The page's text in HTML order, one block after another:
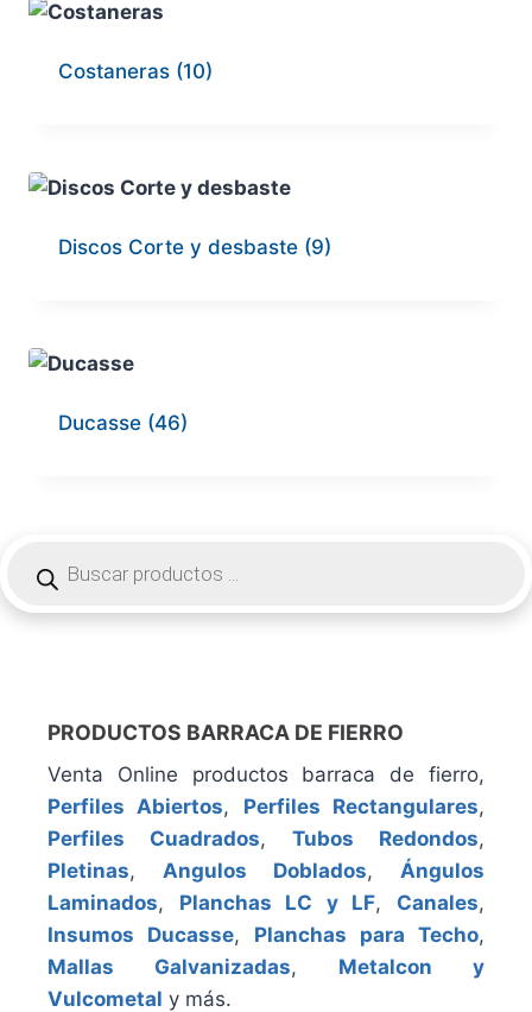
Costaneras (10)
Discos Corte y desbaste (9)
Ducasse (46)
q
PRODUCTOS BARRACA DE FIERRO
Venta Online productos barraca de fierro,
Perfiles Abiertos, Perfiles Rectangulares,
Perfiles Cuadrados, Tubos Redondos,
Pletinas, Angulos Doblados, Ángulos
Laminados, Planchas LC y LF, Canales,
Insumos Ducasse, Planchas para Techo,
Mallas Galvanizadas, Metalcon y
Vulcometal y más.